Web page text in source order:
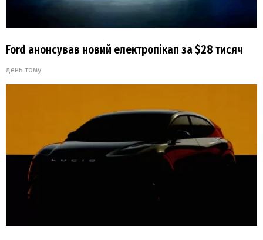
Ford анонсував новий електропікап за $28 тисяч
день тому